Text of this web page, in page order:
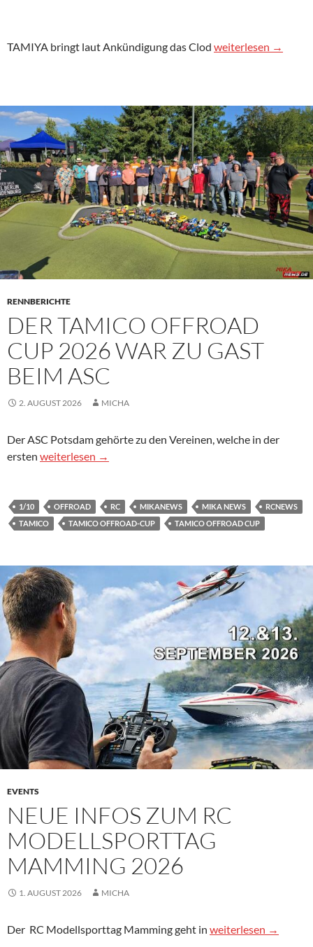
TAMIYA bringt laut Ankündigung das Clod TAMIYA Clod
weiterlesen →
RENNBERICHTE
DER TAMICO OFFROAD
CUP 2026 WAR ZU GAST
BEIM ASC
2. AUGUST 2026 MICHA
Der ASC Potsdam gehörte zu den Vereinen, welche in der
ersten Der Tamico Offroad Cup 2026 war zu Gast beim ASC
weiterlesen →
1/10 OFFROAD RC MIKANEWS MIKA NEWS
RCNEWS
TAMICO
TAMICO OFFROAD-CUP TAMICO OFFROAD CUP
EVENTS
NEUE INFOS ZUM RC
MODELLSPORTTAG
MAMMING 2026
1. AUGUST 2026 MICHA
Der RC Modellsporttag Mamming geht in Neue Infos zum RC
weiterlesen →